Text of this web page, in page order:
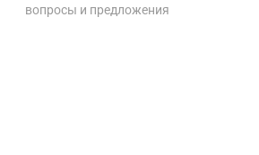
вопросы и предложения